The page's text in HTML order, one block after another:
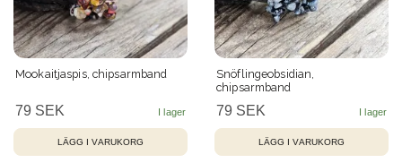
Mookaitjaspis, chipsarmband
79 SEK
Snöflingeobsidian,
chipsarmband
79 SEK